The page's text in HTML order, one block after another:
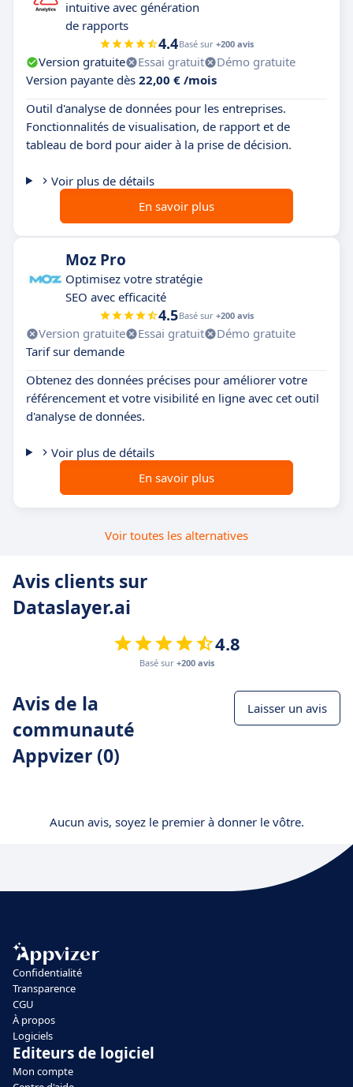
intuitive avec génération
de rapports
4.4Basé sur +200 avis
Version gratuite Essai gratuit
Démo gratuite
Version payante dès 22,00 € /mois
Outil d'analyse de données pour les entreprises.
Fonctionnalités de visualisation, de rapport et de
tableau de bord pour aider à la prise de décision.
Voir plus de détails
En savoir plus
Moz Pro
Optimisez votre stratégie
SEO avec efficacité
4.5Basé sur +200 avis
Version gratuite Essai gratuit
Démo gratuite
Tarif sur demande
Obtenez des données précises pour améliorer votre
référencement et votre visibilité en ligne avec cet outil
d'analyse de données.
Voir plus de détails
En savoir plus
Voir toutes les alternatives
Avis clients sur
Dataslayer.ai
4.8
Basé sur +200 avis
Avis de la
communauté
Appvizer (0)
Laisser un avis
Aucun avis, soyez le premier à donner le vôtre.
Confidentialité
Transparence
CGU
À propos
Logiciels
Editeurs de logiciel
Mon compte